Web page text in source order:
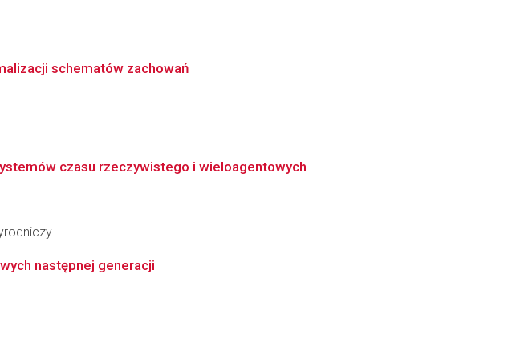
schematów zachowań
czasu rzeczywistego i wieloagentowych
następnej generacji